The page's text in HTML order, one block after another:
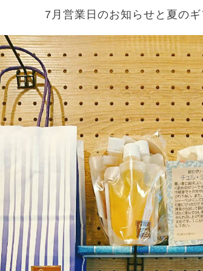
7月営業日のお知らせと夏の